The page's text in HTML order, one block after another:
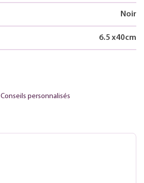
Noir
6.5 x40cm
Conseils personnalisés